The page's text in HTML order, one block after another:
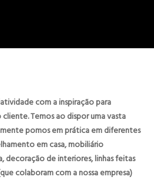
com a inspiração para
Temos ao dispor uma vasta
pomos em prática em diferentes
em casa, mobiliário
decoração de interiores, linhas feitas
colaboram com a nossa empresa)